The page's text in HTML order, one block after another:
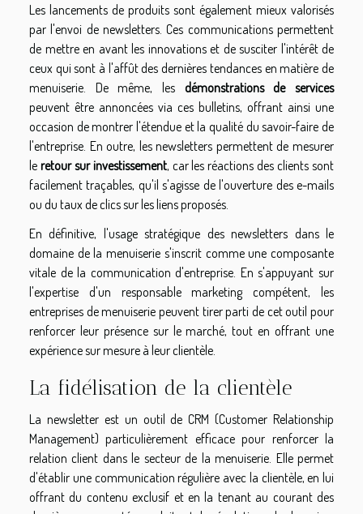
Les lancements de produits sont également mieux valorisés
par l'envoi de newsletters. Ces communications permettent
de mettre en avant les innovations et de susciter l'intérêt de
ceux qui sont à l'affût des dernières tendances en matière de
menuiserie. De même, les démonstrations de services
peuvent être annoncées via ces bulletins, offrant ainsi une
occasion de montrer l'étendue et la qualité du savoir-faire de
l'entreprise. En outre, les newsletters permettent de mesurer
le retour sur investissement, car les réactions des clients sont
facilement traçables, qu'il s'agisse de l'ouverture des e-mails
ou du taux de clics sur les liens proposés.
En définitive, l'usage stratégique des newsletters dans le
domaine de la menuiserie s'inscrit comme une composante
vitale de la communication d'entreprise. En s'appuyant sur
l'expertise d'un responsable marketing compétent, les
entreprises de menuiserie peuvent tirer parti de cet outil pour
renforcer leur présence sur le marché, tout en offrant une
expérience sur mesure à leur clientèle.
La fidélisation de la clientèle
La newsletter est un outil de CRM (Customer Relationship
Management) particulièrement efficace pour renforcer la
relation client dans le secteur de la menuiserie. Elle permet
d'établir une communication régulière avec la clientèle, en lui
offrant du contenu exclusif et en la tenant au courant des